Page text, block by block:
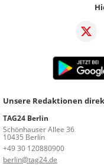
Unsere Redaktionen
TAG24 Berlin
Schönhauser Allee 36
10435 Berlin
+49 30 120880900
berlin@tag24.de